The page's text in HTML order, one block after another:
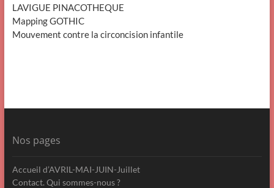
LAVIGUE PINACOTHEQUE
Mapping GOTHIC
Mouvement contre la circoncision infantile
Nos pages
Accueil d’AVRIL-MAI-JUIN-Juillet
Contact. Qui sommes-nous ?